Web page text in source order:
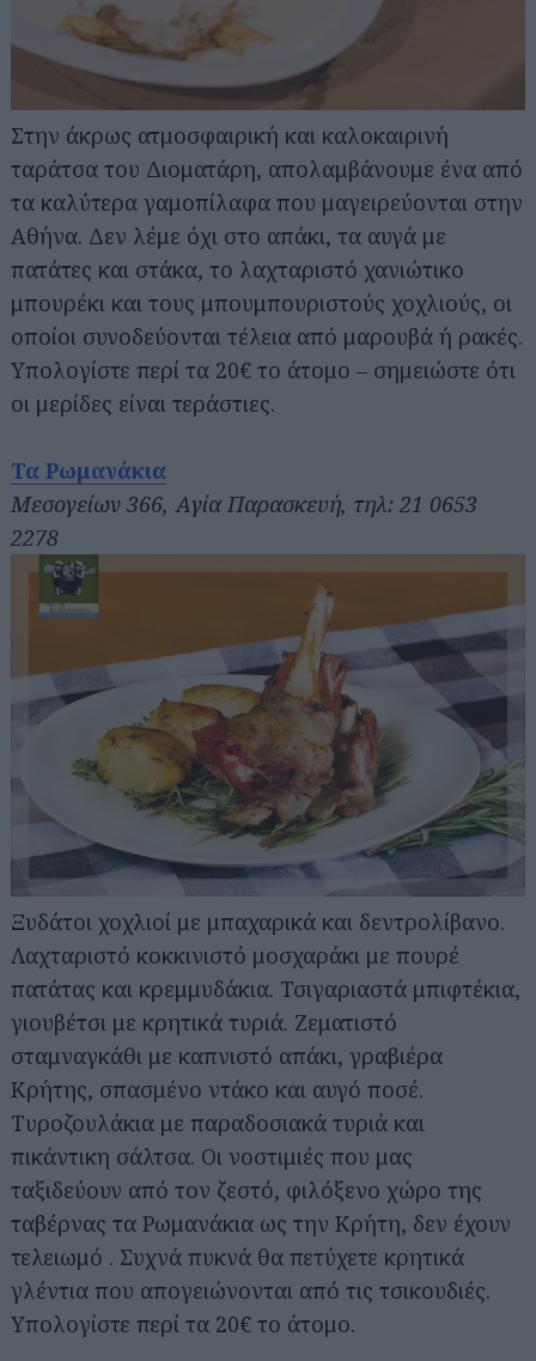
Στην άκρως ατμοσφαιρική και καλοκαιρινή
ταράτσα του Διοματάρη, απολαμβάνουμε ένα από
τα καλύτερα γαμοπίλαφα που μαγειρεύονται στην
Αθήνα. Δεν λέμε όχι στο απάκι, τα αυγά με
πατάτες και στάκα, το λαχταριστό χανιώτικο
μπουρέκι και τους μπουμπουριστούς χοχλιούς, οι
οποίοι συνοδεύονται τέλεια από μαρουβά ή ρακές.
Υπολογίστε περί τα 20€ το άτομο – σημειώστε ότι
οι μερίδες είναι τεράστιες.
Τα Ρωμανάκια
Μεσογείων 366, Αγία Παρασκευή, τηλ: 21 0653
2278
Ξυδάτοι χοχλιοί με μπαχαρικά και δεντρολίβανο.
Λαχταριστό κοκκινιστό μοσχαράκι με πουρέ
πατάτας και κρεμμυδάκια. Τσιγαριαστά μπιφτέκια,
γιουβέτσι με κρητικά τυριά. Ζεματιστό
σταμναγκάθι με καπνιστό απάκι, γραβιέρα
Κρήτης, σπασμένο ντάκο και αυγό ποσέ.
Τυροζουλάκια με παραδοσιακά τυριά και
πικάντικη σάλτσα. Οι νοστιμιές που μας
ταξιδεύουν από τον ζεστό, φιλόξενο χώρο της
ταβέρνας τα Ρωμανάκια ως την Κρήτη, δεν έχουν
τελειωμό . Συχνά πυκνά θα πετύχετε κρητικά
γλέντια που απογειώνονται από τις τσικουδιές.
Υπολογίστε περί τα 20€ το άτομο.